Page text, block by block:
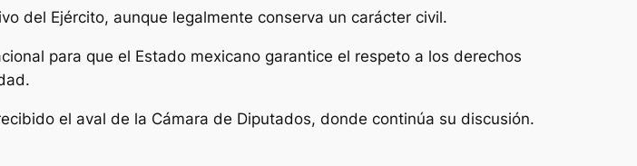
del Ejército, aunque legalmente conserva un carácter civil.
para que el Estado mexicano garantice el respeto a los derechos
el aval de la Cámara de Diputados, donde continúa su discusión.